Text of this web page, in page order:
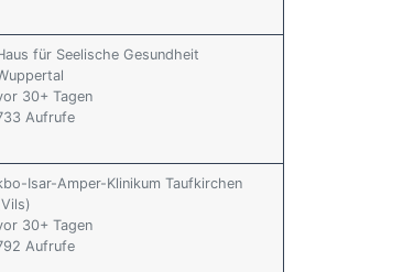
für Seelische Gesundheit
30+ Tagen
Aufrufe
Isar-Amper-Klinikum Taufkirchen
30+ Tagen
Aufrufe